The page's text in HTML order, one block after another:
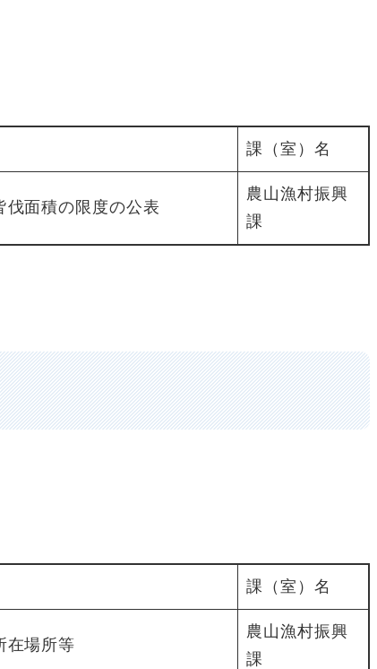
課（室）名
伐面積の限度の公表
農山漁村振興
課
課（室）名
在場所等
農山漁村振興
課